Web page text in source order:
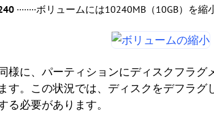
········ボリュームには10240MB（10GB）を縮
様に、パーティションにディスクフラ
す。この状況では、ディスクをデフラグ
る必要があります。